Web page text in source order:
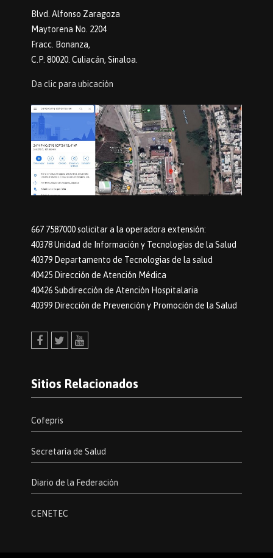
Blvd. Alfonso Zaragoza
Maytorena No. 2204
Fracc. Bonanza,
C.P. 80020. Culiacán, Sinaloa.
Da clic para ubicación
667 7587000 solicitar a la operadora extensión:
40378 Unidad de Información y Tecnologías de la Salud
40379 Departamento de Tecnologias de la salud
40425 Dirección de Atención Médica
40426 Subdirección de Atención Hospitalaria
40399 Dirección de Prevención y Promoción de la Salud
Sitios Relacionados
Cofepris
Secretaría de Salud
Diario de la Federación
CENETEC